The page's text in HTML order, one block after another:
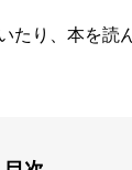
たり、本を読